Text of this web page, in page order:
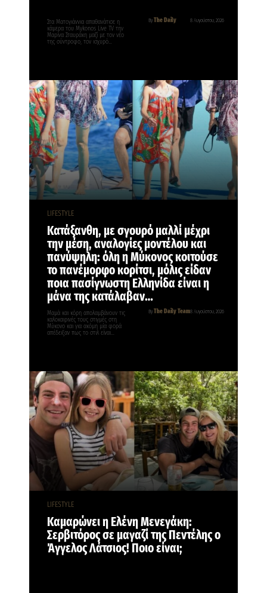
By The Daily 8 Αυγούστου, 2026
Στα Ματογιάννια απαθανάτισε η
κάμερα του Mykonos Live TV την
Μαρίνα Σταυράκη μαζί με τον νέο
της σύντροφο, τον ισχυρό…
LIFESTYLE
Κατάξανθη, με σγουρό μαλλί μέχρι
την μέση, αναλογίες μοντέλου και
πανύψηλη: όλη η Μύκονος κοιτούσε
το πανέμορφο κορίτσι, μόλις είδαν
ποια πασίγνωστη Ελληνίδα είναι η
μάνα της κατάλαβαν…
By The Daily Team8 Αυγούστου, 2026
Μαμά και κόρη απολαμβάνουν τις
καλοκαιρινές τους στιγμές στη
Μύκονο και για ακόμη μία φορά
απέδειξαν πως το στιλ είναι…
LIFESTYLE
Καμαρώνει η Ελένη Μενεγάκη:
Σερβιτόρος σε μαγαζί της Πεντέλης ο
Άγγελος Λάτσιος! Ποιο είναι;